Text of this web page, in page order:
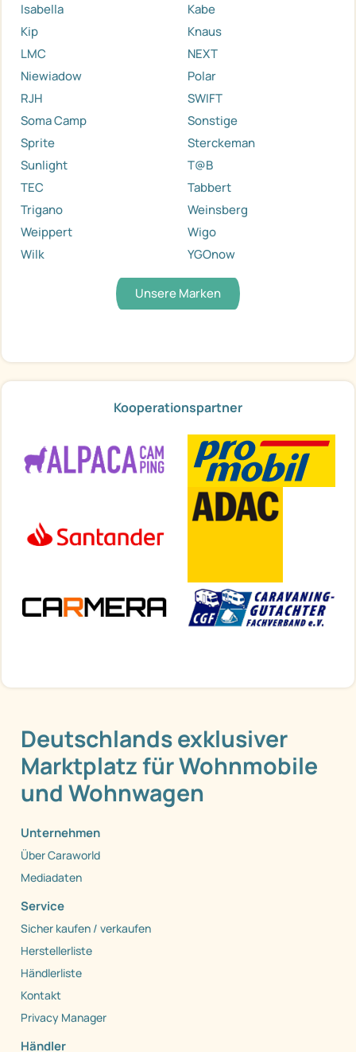
Isabella
Kabe
Kip
Knaus
LMC
NEXT
Niewiadow
Polar
RJH
SWIFT
Soma Camp
Sonstige
Sprite
Sterckeman
Sunlight
T@B
TEC
Tabbert
Trigano
Weinsberg
Weippert
Wigo
Wilk
YGOnow
Unsere Marken
Kooperationspartner
Deutschlands exklusiver
Marktplatz für Wohnmobile
und Wohnwagen
Unternehmen
Über Caraworld
Mediadaten
Service
Sicher kaufen / verkaufen
Herstellerliste
Händlerliste
Kontakt
Privacy Manager
Händler